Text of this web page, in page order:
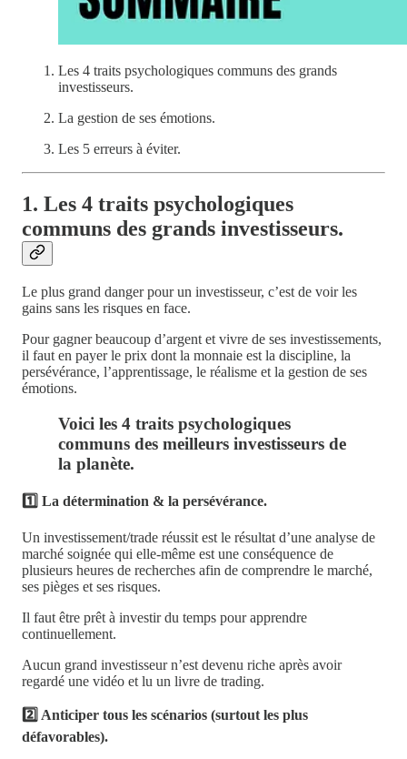
Les 4 traits psychologiques communs des grands
investisseurs.
La gestion de ses émotions.
Les 5 erreurs à éviter.
1. Les 4 traits psychologiques
communs des grands investisseurs.
Le plus grand danger pour un investisseur, c’est de voir les
gains sans les risques en face.
Pour gagner beaucoup d’argent et vivre de ses investissements,
il faut en payer le prix dont la monnaie est la discipline, la
persévérance, l’apprentissage, le réalisme et la gestion de ses
émotions.
Voici les 4 traits psychologiques
communs des meilleurs investisseurs de
la planète.
1️⃣ La détermination & la persévérance.
Un investissement/trade réussit est le résultat d’une analyse de
marché soignée qui elle-même est une conséquence de
plusieurs heures de recherches afin de comprendre le marché,
ses pièges et ses risques.
Il faut être prêt à investir du temps pour apprendre
continuellement.
Aucun grand investisseur n’est devenu riche après avoir
regardé une vidéo et lu un livre de trading.
2️⃣ Anticiper tous les scénarios (surtout les plus
défavorables).